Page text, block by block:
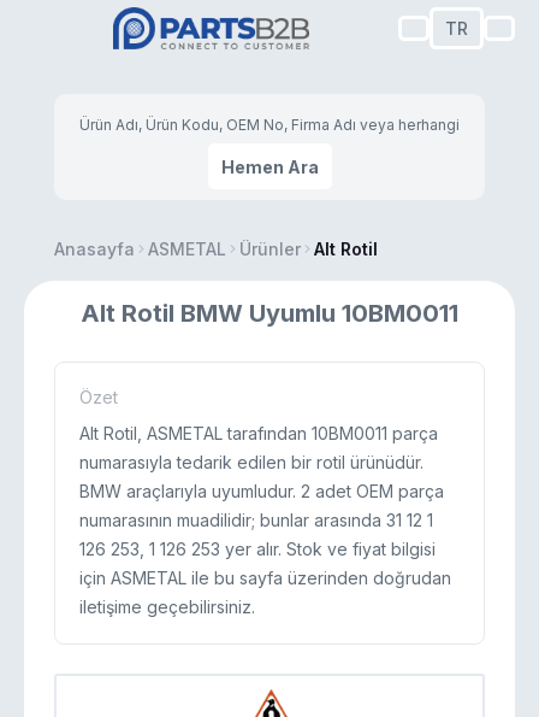
TR
Hemen Ara
Anasayfa ASMETAL Ürünler Alt Rotil
Alt Rotil BMW Uyumlu 10BM0011
Özet
Alt Rotil, ASMETAL tarafından 10BM0011 parça
numarasıyla tedarik edilen bir rotil ürünüdür.
BMW araçlarıyla uyumludur. 2 adet OEM parça
numarasının muadilidir; bunlar arasında 31 12 1
126 253, 1 126 253 yer alır. Stok ve fiyat bilgisi
için ASMETAL ile bu sayfa üzerinden doğrudan
iletişime geçebilirsiniz.